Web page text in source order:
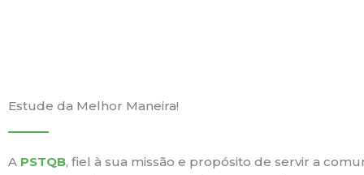
Estude da Melhor Maneira!
A PSTQB, fiel à sua missão e propósito de servir a